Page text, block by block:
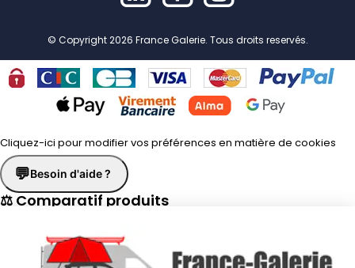
© Copyright 2026 France Galerie. Tous droits reservés.
Cliquez-ici pour modifier vos préférences en matière de cookies
💬Besoin d'aide ?
⚖ Comparatif produits
📋 Fiche technique